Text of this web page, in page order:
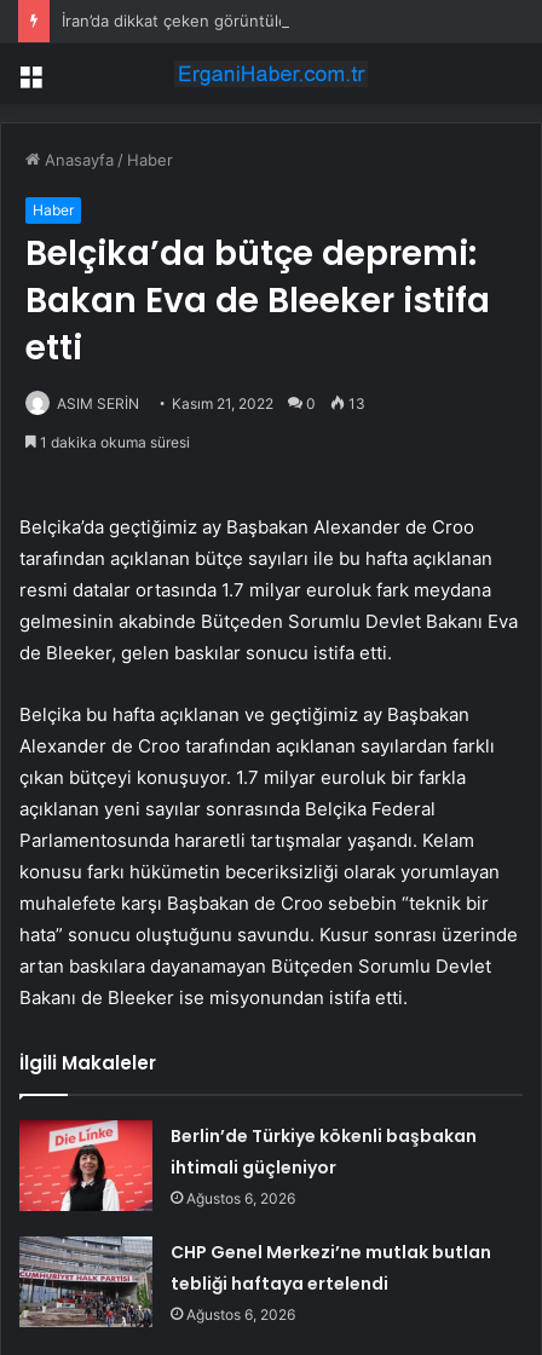
Menü
Anasayfa / Haber
Haber
Belçika’da bütçe depremi:
Bakan Eva de Bleeker istifa
etti
ASIM SERİN Kasım 21, 2022 0 13
1 dakika okuma süresi
Belçika’da geçtiğimiz ay Başbakan Alexander de Croo
tarafından açıklanan bütçe sayıları ile bu hafta açıklanan
resmi datalar ortasında 1.7 milyar euroluk fark meydana
gelmesinin akabinde Bütçeden Sorumlu Devlet Bakanı Eva
de Bleeker, gelen baskılar sonucu istifa etti.
Belçika bu hafta açıklanan ve geçtiğimiz ay Başbakan
Alexander de Croo tarafından açıklanan sayılardan farklı
çıkan bütçeyi konuşuyor. 1.7 milyar euroluk bir farkla
açıklanan yeni sayılar sonrasında Belçika Federal
Parlamentosunda hararetli tartışmalar yaşandı. Kelam
konusu farkı hükümetin beceriksizliği olarak yorumlayan
muhalefete karşı Başbakan de Croo sebebin “teknik bir
hata” sonucu oluştuğunu savundu. Kusur sonrası üzerinde
artan baskılara dayanamayan Bütçeden Sorumlu Devlet
Bakanı de Bleeker ise misyonundan istifa etti.
İlgili Makaleler
Berlin’de Türkiye kökenli başbakan
ihtimali güçleniyor
Ağustos 6, 2026
CHP Genel Merkezi’ne mutlak butlan
tebliği haftaya ertelendi
Ağustos 6, 2026